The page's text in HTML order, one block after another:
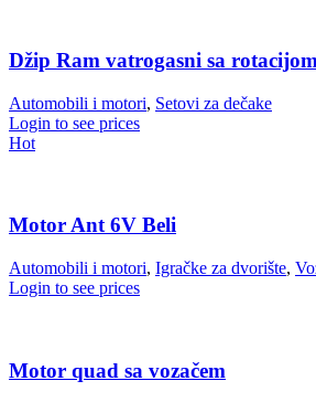
Džip Ram vatrogasni sa rotacijom
Automobili i motori, Setovi za dečake
Login to see prices
Hot
Motor Ant 6V Beli
Automobili i motori, Igračke za dvorište,
Login to see prices
Motor quad sa vozačem